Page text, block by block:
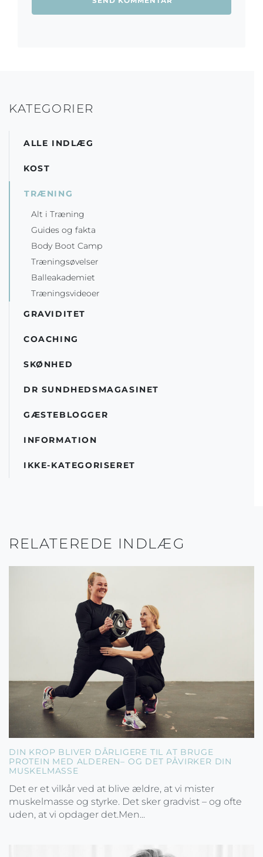
KATEGORIER
ALLE INDLÆG
KOST
TRÆNING
Alt i Træning
Guides og fakta
Body Boot Camp
Træningsøvelser
Balleakademiet
Træningsvideoer
GRAVIDITET
COACHING
SKØNHED
DR SUNDHEDSMAGASINET
GÆSTEBLOGGER
INFORMATION
IKKE-KATEGORISERET
RELATEREDE INDLÆG
DIN KROP BLIVER DÅRLIGERE TIL AT BRUGE
PROTEIN MED ALDEREN– OG DET PÅVIRKER DIN
MUSKELMASSE
Det er et vilkår ved at blive ældre, at vi mister
muskelmasse og styrke. Det sker gradvist – og ofte
uden, at vi opdager det.Men...